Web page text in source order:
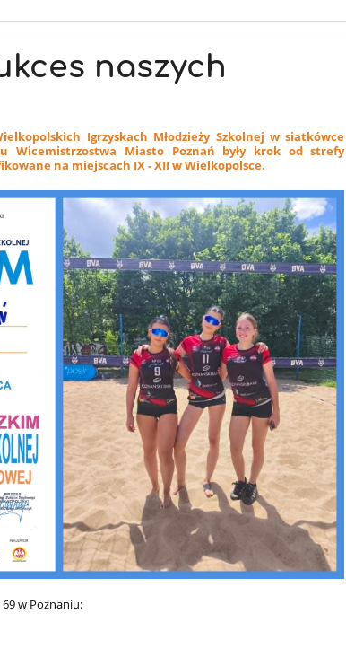
naszych
Igrzyskach Młodzieży Szkolnej w siatkówce
Wicemistrzostwa Miasto Poznań były krok od strefy
na miejscach IX - XII w Wielkopolsce.
w Poznaniu: